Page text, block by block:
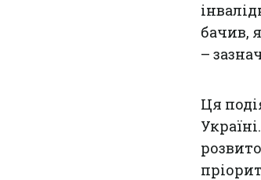
бачив,
–
Ця